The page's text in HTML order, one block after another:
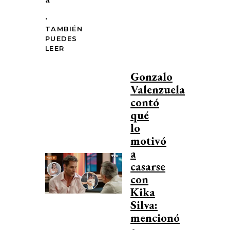
.
TAMBIÉN
PUEDES
LEER
Gonzalo
Valenzuela
contó
qué
lo
motivó
a
casarse
con
Kika
Silva:
mencionó